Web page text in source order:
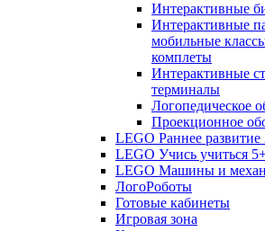
Интерактивные
Интерактивные
мобильные
комплеты
Интерактивные
терминалы
Логопедическое
Проекционное
LEGO Раннее развитие
LEGO Учись учиться
LEGO Машины и
ЛогоРоботы
Готовые кабинеты
Игровая зона